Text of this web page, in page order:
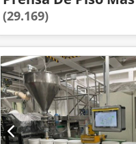
(29.169)